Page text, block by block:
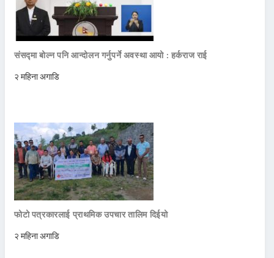
संसद्मा बोल्न पनि आन्दोलन गर्नुपर्ने अवस्था आयो : हर्कराज राई
२ महिना अगाडि
फोटो पत्रकारलाई प्राथमिक उपचार तालिम दिईयो
२ महिना अगाडि